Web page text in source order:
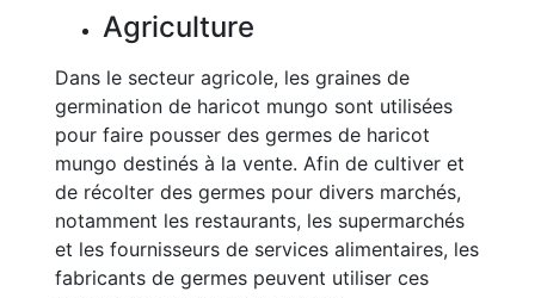
Agriculture
Dans le secteur agricole, les graines de
germination de haricot mungo sont utilisées
pour faire pousser des germes de haricot
mungo destinés à la vente. Afin de cultiver et
de récolter des germes pour divers marchés,
notamment les restaurants, les supermarchés
et les fournisseurs de services alimentaires, les
fabricants de germes peuvent utiliser ces